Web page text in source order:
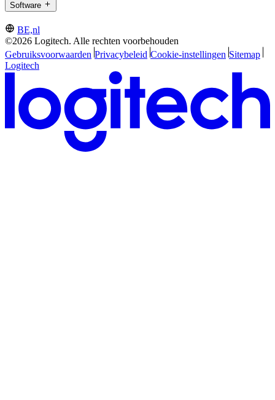
Software
BE,nl
©2026 Logitech. Alle rechten voorbehouden
Gebruiksvoorwaarden Privacybeleid Cookie-instellingen Sitemap
Logitech